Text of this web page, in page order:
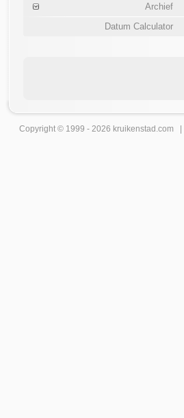
Archief
Datum Calculator
Copyright © 1999 - 2026 kruikenstad .com |